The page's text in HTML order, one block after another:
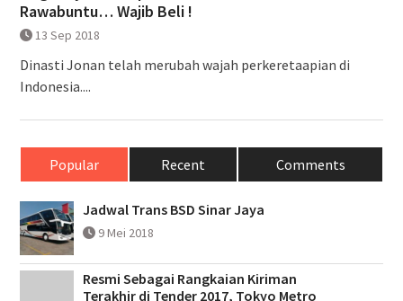
Rawabuntu… Wajib Beli !
13 Sep 2018
Dinasti Jonan telah merubah wajah perkeretaapian di
Indonesia....
Popular Recent Comments
Jadwal Trans BSD Sinar Jaya
9 Mei 2018
Resmi Sebagai Rangkaian Kiriman
Terakhir di Tender 2017, Tokyo Metro